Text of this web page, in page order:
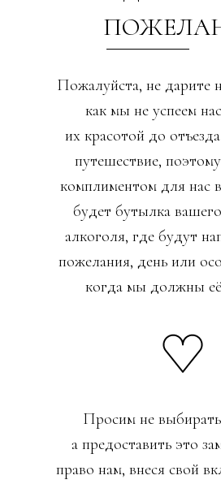
Просим не
а предоставить это
право нам, внеся свой
Пожалуйста, не дарите
как мы не успеем
их красотой до
путешествие,
комплиментом для нас
будет бутылка
алкоголя, где будут
пожелания, день или
когда мы должны